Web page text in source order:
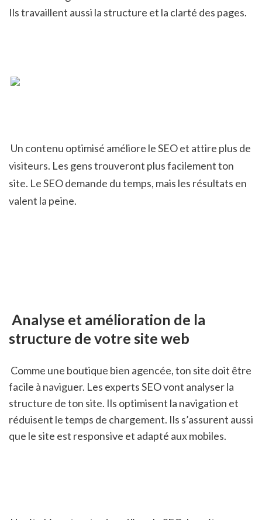
Ils travaillent aussi la structure et la clarté des pages.
visiteurs. Les gens trouveront plus facilement ton
site. Le SEO demande du temps, mais les résultats en
valent la peine.
structure de votre site web
facile à naviguer. Les experts SEO vont analyser la
structure de ton site. Ils optimisent la navigation et
réduisent le temps de chargement. Ils s’assurent aussi
que le site est responsive et adapté aux mobiles.